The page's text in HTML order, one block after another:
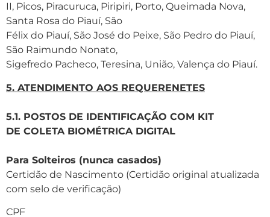
II, Picos, Piracuruca, Piripiri, Porto, Queimada Nova,
Santa Rosa do Piauí, São
Félix do Piauí, São José do Peixe, São Pedro do Piauí,
São Raimundo Nonato,
Sigefredo Pacheco, Teresina, União, Valença do Piauí.
5. ATENDIMENTO AOS REQUERENETES
5.1. POSTOS DE IDENTIFICAÇÃO COM KIT
DE COLETA BIOMÉTRICA DIGITAL
Para Solteiros (nunca casados)
Certidão de Nascimento (Certidão original atualizada
com selo de verificação)
CPF